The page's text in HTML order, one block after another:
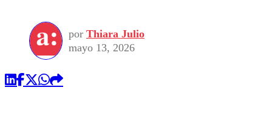
Seleccion Chilena
Torneo Internacional
Economía
Internacional
Publicaciones en medios
Opinión
por Thiara Julio
mayo 13, 2026